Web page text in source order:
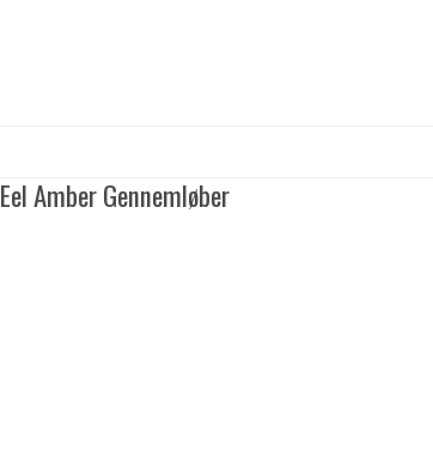
Eel Amber Gennemløber